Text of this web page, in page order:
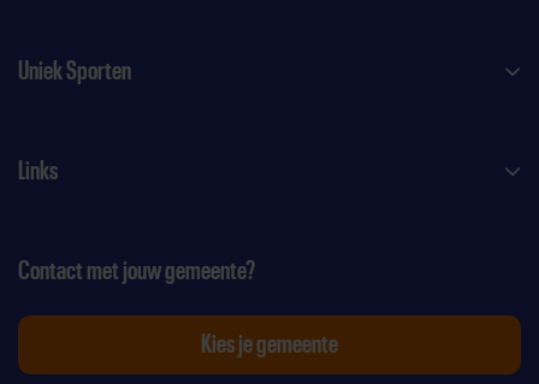
Uniek Sporten
Links
Contact met jouw gemeente?
Kies je gemeente